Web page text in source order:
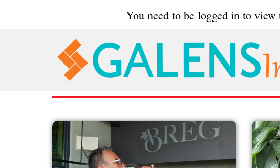
You need to be logged in to
RAZNO